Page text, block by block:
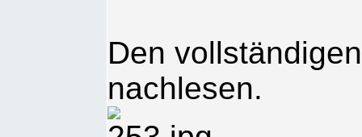
Den
nachlesen.